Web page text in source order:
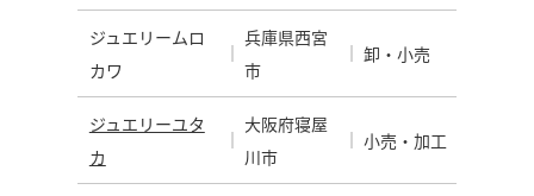
ジュエリームロ
カワ
兵庫県西宮
市
卸・小売
ジュエリーユタ
カ
大阪府寝屋
川市
小売・加工